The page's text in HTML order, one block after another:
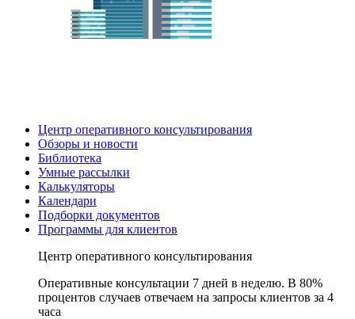
Центр оперативного консультирования
Обзоры и новости
Библиотека
Умные рассылки
Калькуляторы
Календари
Подборки документов
Программы для клиентов
Центр оперативного консультирования
Оперативные консультации 7 дней в неделю. В 80%
процентов случаев отвечаем на запросы клиентов за 4
часа